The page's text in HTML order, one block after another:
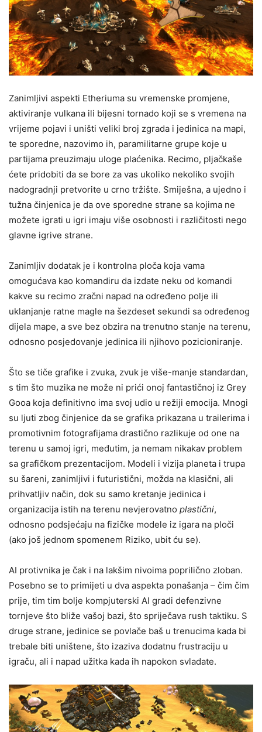
Zanimljivi aspekti Etheriuma su vremenske promjene,
aktiviranje vulkana ili bijesni tornado koji se s vremena na
vrijeme pojavi i uništi veliki broj zgrada i jedinica na mapi,
te sporedne, nazovimo ih, paramilitarne grupe koje u
partijama preuzimaju uloge plaćenika. Recimo, pljačkaše
ćete pridobiti da se bore za vas ukoliko nekoliko svojih
nadogradnji pretvorite u crno tržište. Smiješna, a ujedno i
tužna činjenica je da ove sporedne strane sa kojima ne
možete igrati u igri imaju više osobnosti i različitosti nego
glavne igrive strane.
Zanimljiv dodatak je i kontrolna ploča koja vama
omogućava kao komandiru da izdate neku od komandi
kakve su recimo zračni napad na određeno polje ili
uklanjanje ratne magle na šezdeset sekundi sa određenog
dijela mape, a sve bez obzira na trenutno stanje na terenu,
odnosno posjedovanje jedinica ili njihovo pozicioniranje.
Što se tiče grafike i zvuka, zvuk je više-manje standardan,
s tim što muzika ne može ni prići onoj fantastičnoj iz Grey
Gooa koja definitivno ima svoj udio u režiji emocija. Mnogi
su ljuti zbog činjenice da se grafika prikazana u trailerima i
promotivnim fotografijama drastično razlikuje od one na
terenu u samoj igri, međutim, ja nemam nikakav problem
sa grafičkom prezentacijom. Modeli i vizija planeta i trupa
su šareni, zanimljivi i futuristični, možda na klasični, ali
prihvatljiv način, dok su samo kretanje jedinica i
organizacija istih na terenu nevjerovatno plastični,
odnosno podsjećaju na fizičke modele iz igara na ploči
(ako još jednom spomenem Riziko, ubit ću se).
AI protivnika je čak i na lakšim nivoima poprilično zloban.
Posebno se to primijeti u dva aspekta ponašanja – čim čim
prije, tim tim bolje kompjuterski AI gradi defenzivne
tornjeve što bliže vašoj bazi, što spriječava rush taktiku. S
druge strane, jedinice se povlače baš u trenucima kada bi
trebale biti uništene, što izaziva dodatnu frustraciju u
igraču, ali i napad užitka kada ih napokon svladate.